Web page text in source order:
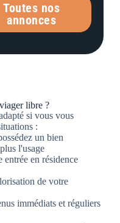
Toutes nos
annonces
viager libre?
si vous vous
:
un bien
l'usage
en résidence
de votre
immédiats et réguliers